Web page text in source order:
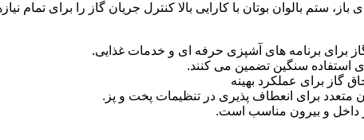
ستم بالوان بوتان با کارایی بالا کنترل جریان گاز را برای تمام
برای برنامه های آشپزی حرفه ای و خدمات غذایی.
استفاده سنگین تضمین می کنند.
گاز برای عملکرد بهینه
متعدد برای انعطاف پذیری در تنظیمات پخت و پز.
داخل و بیرون مناسب است.